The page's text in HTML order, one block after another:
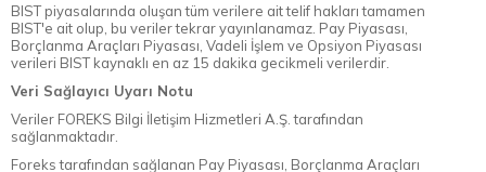
BIST piyasalarında oluşan tüm verilere ait telif hakları tamamen
BIST'e ait olup, bu veriler tekrar yayınlanamaz. Pay Piyasası,
Borçlanma Araçları Piyasası, Vadeli İşlem ve Opsiyon Piyasası
verileri BIST kaynaklı en az 15 dakika gecikmeli verilerdir.
Veri Sağlayıcı Uyarı Notu
Veriler FOREKS Bilgi İletişim Hizmetleri A.Ş. tarafından
sağlanmaktadır.
Foreks tarafından sağlanan Pay Piyasası, Borçlanma Araçları